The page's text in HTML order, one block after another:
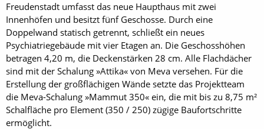
Freudenstadt umfasst das neue Haupthaus mit zwei
Innenhöfen und besitzt fünf Geschosse. Durch eine
Doppelwand statisch getrennt, schließt ein neues
Psychiatriegebäude mit vier Etagen an. Die Geschosshöhen
betragen 4,20 m, die Deckenstärken 28 cm. Alle Flachdächer
sind mit der Schalung »Attika« von Meva versehen. Für die
Erstellung der großflächigen Wände setzte das Projektteam
die Meva-Schalung »Mammut 350« ein, die mit bis zu 8,75 m²
Schalfläche pro Element (350 / 250) zügige Baufortschritte
ermöglicht.